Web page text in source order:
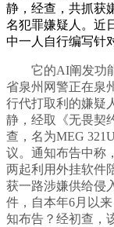
静，经查，共抓获
名犯罪嫌疑人。近
中一人自行编写针
它的AI阐发功能
省泉州网警正在泉
行代打取利的嫌疑
静，经取《无畏契
查，名为MEG
议。通知布告中称
两起利用外挂软件
获一路涉嫌供给侵
件，自本年6月以
知布告？经初查，